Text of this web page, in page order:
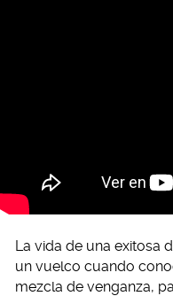
La vida de una exitosa
un vuelco cuando
mezcla de venganza,